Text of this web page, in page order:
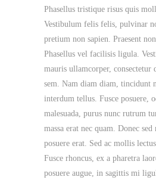
Phasellus tristique risus quis
Vestibulum felis felis, pulvinar
pretium non sapien. Praesent
Phasellus vel facilisis ligula.
mauris ullamcorper, consectetur
sem. Nam diam diam, tincidunt
interdum tellus. Fusce posuere,
malesuada, purus nunc rutrum
massa erat nec quam. Donec
posuere erat. Sed ac mollis
Fusce rhoncus, ex a pharetra
posuere augue, in sagittis mi